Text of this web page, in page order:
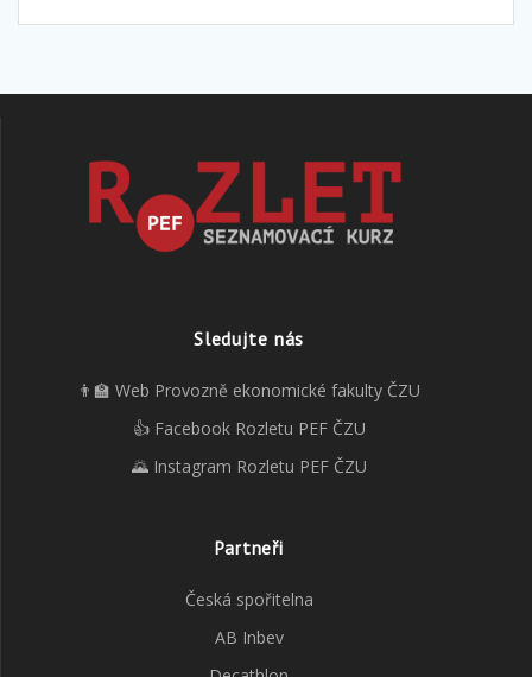
Sledujte nás
👨‍🏫 Web Provozně ekonomické fakulty ČZU
👍 Facebook Rozletu PEF ČZU
🌄 Instagram Rozletu PEF ČZU
Partneři
Česká spořitelna
AB Inbev